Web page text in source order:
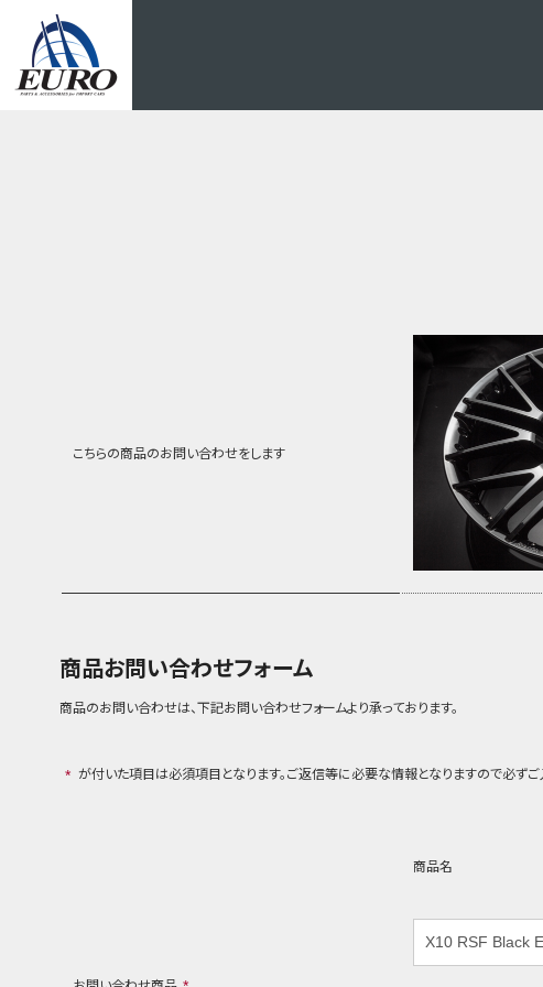
こちらの商品のお問い合わせをします
商品お問い合わせフォーム
商品のお問い合わせは、下記お問い合わせフォームより承っております。
* が付いた項目は必須項目となります。ご返信等に必要な情報となりますので必ずご
商品名